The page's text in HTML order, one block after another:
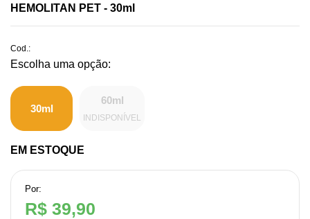
HEMOLITAN PET - 30ml
Cod.:
30ml
60ml
INDISPONÍVEL
EM ESTOQUE
Por:
R$ 39,90